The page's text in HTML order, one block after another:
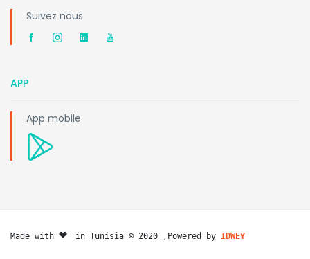
Suivez nous
APP
App mobile
Made with ❤️ in Tunisia © 2020 ,Powered by IDWEY